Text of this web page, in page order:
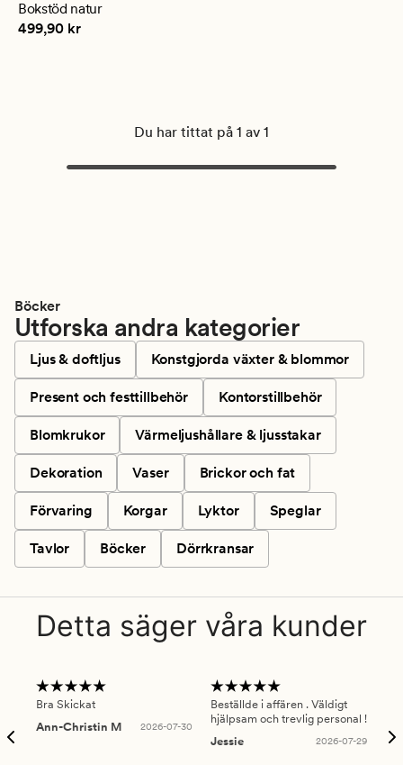
genomsnittligt
betyg
Bokstöd natur
Pris 499,90 kr
499,90 kr
Du har tittat på 1 av 1
Böcker
Utforska andra kategorier
Ljus & doftljus Konstgjorda växter & blommor
Present och festtillbehör Kontorstillbehör
Blomkrukor Värmeljushållare & ljusstakar
Dekoration Vaser Brickor och fat
Förvaring Korgar Lyktor Speglar
Tavlor Böcker Dörrkransar
Detta säger våra kunder
Bra Skickat
Ann-Christin M
2026-07-30
Beställde i affären . Väldigt
hjälpsam och trevlig personal !
Jessie
2026-07-29